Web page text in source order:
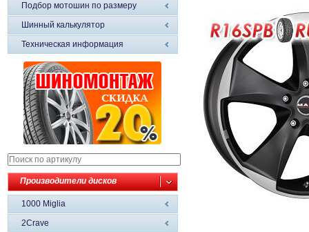
Подбор мотошин по размеру
Шинный калькулятор
Техническая информация
Производители дисков
1000 Miglia
2Crave